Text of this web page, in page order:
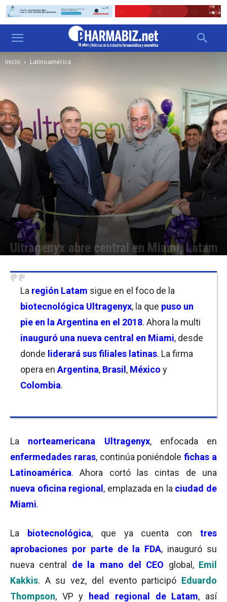
Inicio Latinoamérica
Ultragenyx abre central en Miami, Latam
La región Latam sigue en el foco de la
biotecnológica Ultragenyx, la que puso un
pie en la Argentina en el 2018. Ahora la multi
inauguró una nueva central en Miami, desde
donde liderará sus filiales latinas. La firma
opera en Argentina, Brasil , México y
Colombia.
La norteamericana Ultragenyx, enfocada en
enfermedades raras, continúa poniéndolefichas a
Latinoamérica. Ahora cortó las cintas de una
nueva oficina regional , emplazada en la ciudad de
Miami.
La biotecnológica, que ya cuenta contres
aprobaciones por parte de la FDA, inauguró su
nueva central de la mano del CEO global, Emil
Kakkis. A su vez, del evento participó Eduardo
Thompson, VP y head regional de Latam, así